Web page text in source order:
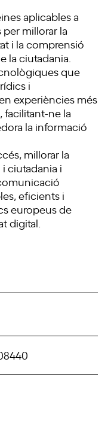
aplicables a
millorar la
i la comprensió
la ciutadania.
que
i
experiències més
facilitant-ne la
la informació
millorar la
ciutadania i
eficients i
europeus de
digital.